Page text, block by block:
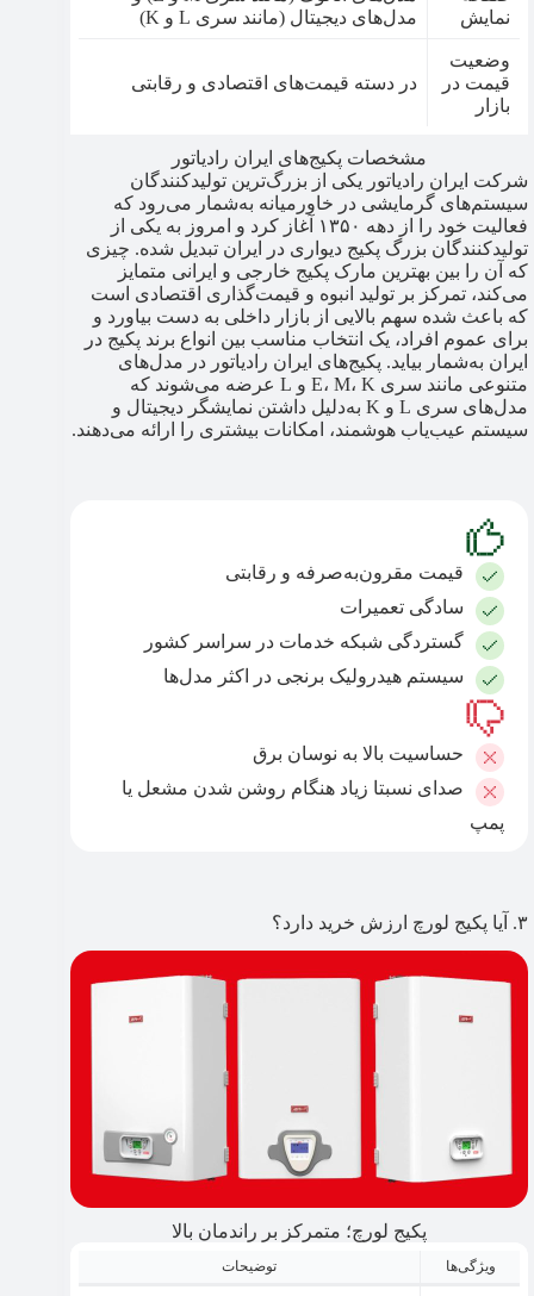
نمایش
مدل‌های دیجیتال (مانند سری L و K)
وضعیت
قیمت در
بازار
در دسته قیمت‌های اقتصادی و رقابتی
مشخصات پکیج‌های ایران رادیاتور
شرکت ایران رادیاتور یکی از بزرگ‌ترین تولیدکنندگان
سیستم‌های گرمایشی در خاورمیانه به‌شمار می‌رود که
فعالیت خود را از دهه ۱۳۵۰ آغاز کرد و امروز به یکی از
تولیدکنندگان بزرگ پکیج دیواری در ایران تبدیل شده. چیزی
که آن را بین بهترین مارک پکیج خارجی و ایرانی متمایز
می‌کند، تمرکز بر تولید انبوه و قیمت‌گذاری اقتصادی است
که باعث شده سهم بالایی از بازار داخلی به دست بیاورد و
برای عموم افراد، یک انتخاب مناسب بین انواع برند پکیج در
ایران به‌شمار بیاید. پکیج‌های ایران رادیاتور در مدل‌های
متنوعی مانند سری E، M، K و L عرضه می‌شوند که
مدل‌های سری L و K به‌دلیل داشتن نمایشگر دیجیتال و
سیستم عیب‌یاب هوشمند، امکانات بیشتری را ارائه می‌دهند.
قیمت مقرون‌به‌صرفه و رقابتی
سادگی تعمیرات
گستردگی شبکه خدمات در سراسر کشور
سیستم هیدرولیک برنجی در اکثر مدل‌ها
حساسیت بالا به نوسان برق
صدای نسبتا زیاد هنگام روشن شدن مشعل یا
پمپ
۳. آیا پکیج لورچ ارزش خرید دارد؟
پکیج لورچ؛ متمرکز بر راندمان بالا
ویژگی‌ها توضیحات